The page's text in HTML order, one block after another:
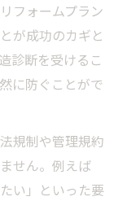
フォームプラン
が成功のカギと
診断を受けるこ
に防ぐことがで
規制や管理規約
せん。例えば
い」といった要